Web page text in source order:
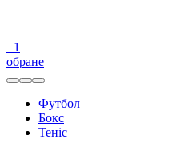
+1
обране
Футбол
Бокс
Теніс